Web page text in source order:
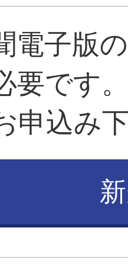
電子版
要です
申込み